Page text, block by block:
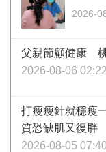
2026-
父親節顧健康
2026-08-06 02:22
打瘦瘦針就穩瘦
質恐缺肌又復胖
2026-08-05 07:40